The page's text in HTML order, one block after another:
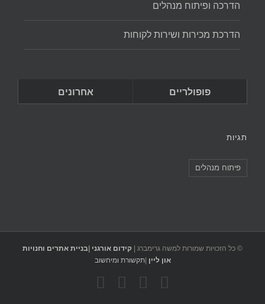
הדרכה ופיתוח מנהלים
הדרכת מכירות ושירות לקוחות
פופולריים אחרונים
תגיות
פיתוח מנהלים
© כל הזכויות שמורות למשה גרימברג | קידום אורגני בניית אתרים וחנויות
און ליין |תקשורת ומיחשוב